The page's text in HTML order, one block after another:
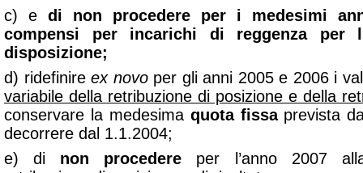
c) e di non procedere per i medesimi
compensi per incarichi di reggenza per
disposizione;
d) ridefinire ex novoper gli anni 2005 e 2006 i
variabile della retribuzione di posizione e della
conservare la medesima quota fissaprevista
decorrere dal 1.1.2004;
e) di non procedere per l’anno 2007